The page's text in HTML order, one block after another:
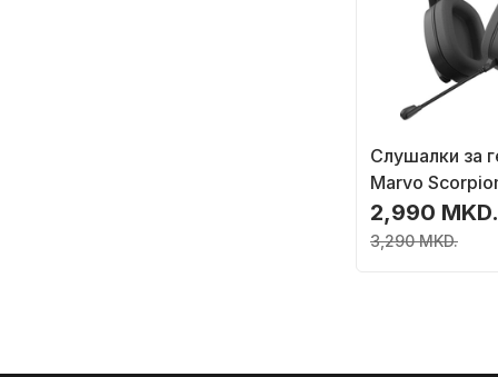
Слушалки за
Marvo
со блутут и
црни
2,990 MKD.
3,290 MKD.